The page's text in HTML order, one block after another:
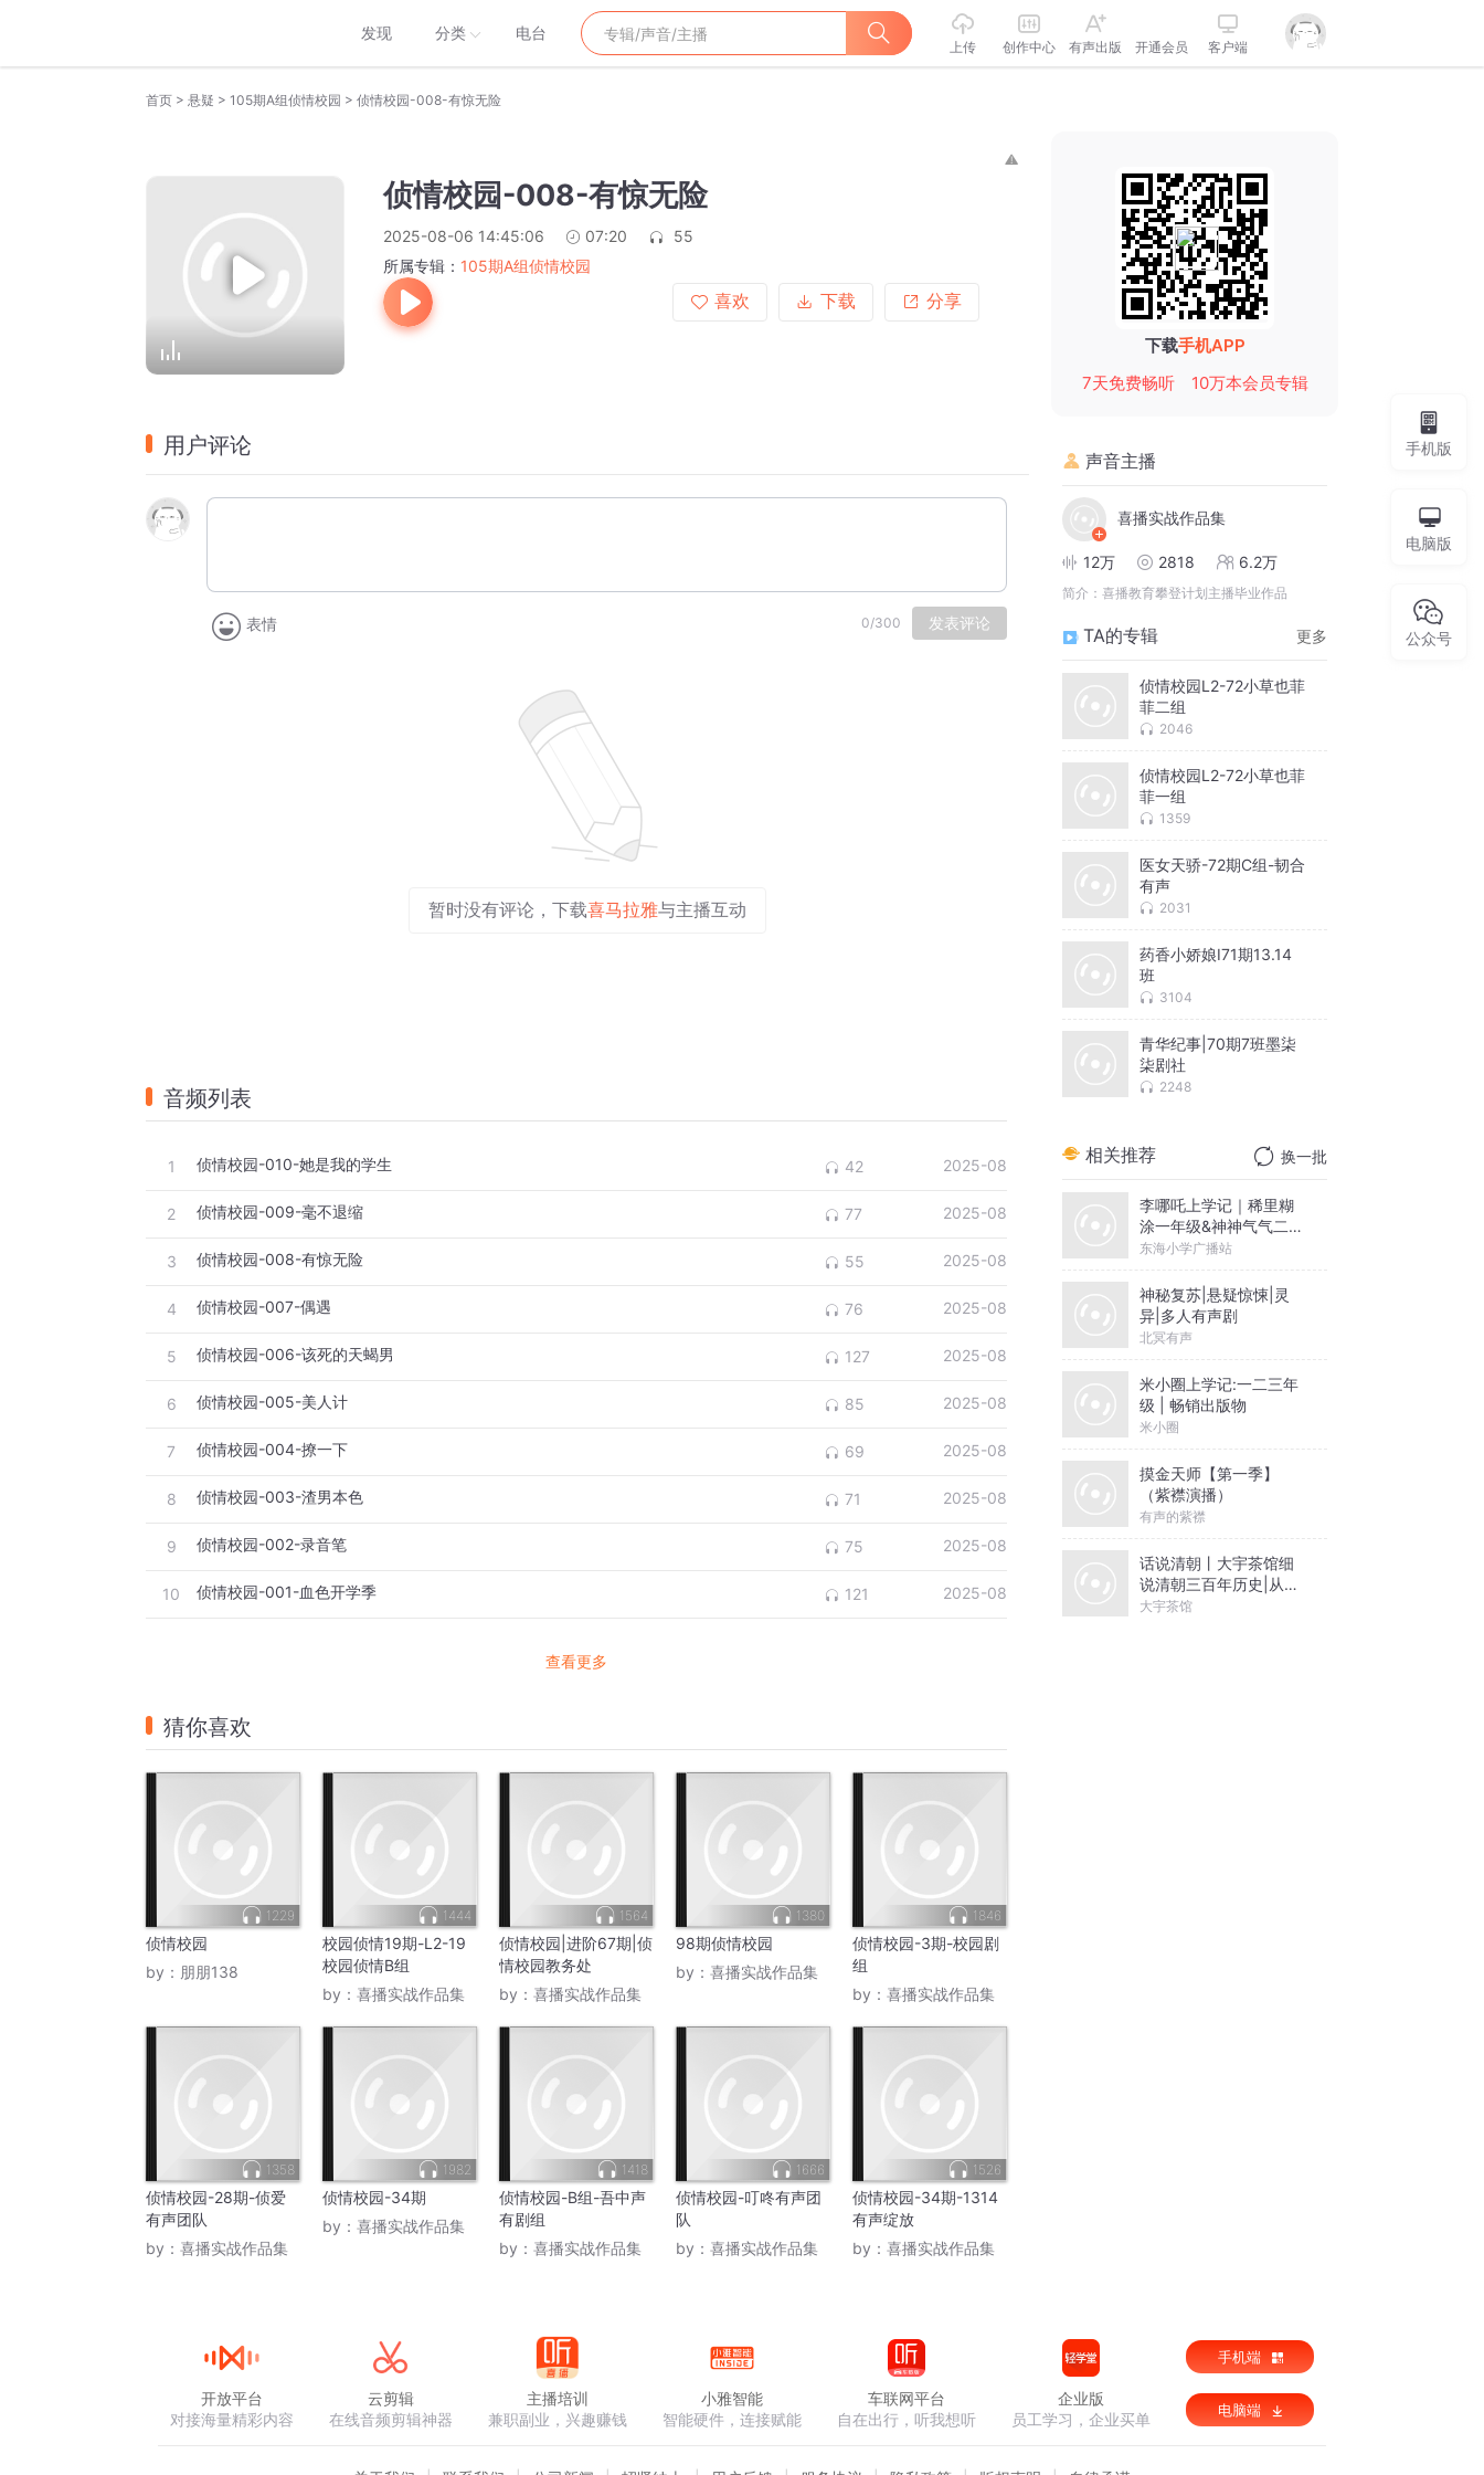
发现 分类 电台
上传 创作中心 有声出版 开通会员 客户端
首页 > 悬疑 > 105期A组侦情校园 > 侦情校园-008-有惊无险
侦情校园-008-有惊无险
2025-08-06 14:45:06 07:20
55
所属专辑： 105期A组侦情校园
喜欢
下载 分享
用户评论
表情 0/300 发表评论
暂时没有评论，下载喜马拉雅与主播互动
音频列表
1 侦情校园-010-她是我的学生 42 2025-08
2 侦情校园-009-毫不退缩 77 2025-08
3 侦情校园-008-有惊无险 55 2025-08
4 侦情校园-007-偶遇 76 2025-08
5 侦情校园-006-该死的天蝎男 127 2025-08
6 侦情校园-005-美人计 85 2025-08
7 侦情校园-004-撩一下 69 2025-08
8 侦情校园-003-渣男本色 71 2025-08
9 侦情校园-002-录音笔 75 2025-08
10 侦情校园-001-血色开学季 121 2025-08
查看更多
猜你喜欢
1229
侦情校园
by： 朋朋138
1444
校园侦情19期-L2-19
校园侦情B组
by： 喜播实战作品集
1564
侦情校园|进阶67期|侦
情校园教务处
by： 喜播实战作品集
1380
98期侦情校园
by： 喜播实战作品集
1846
侦情校园-3期-校园剧
组
by： 喜播实战作品集
1358
侦情校园-28期-侦爱
有声团队
by： 喜播实战作品集
1982
侦情校园-34期
by： 喜播实战作品集
1418
侦情校园-B组-吾中声
有剧组
by： 喜播实战作品集
1666
侦情校园-叮咚有声团
队
by： 喜播实战作品集
1526
侦情校园-34期-1314
有声绽放
by： 喜播实战作品集
下载手机APP
7天免费畅听
10万本会员专辑
声音主播
喜播实战作品集
12万 2818 6.2万
简介： 喜播教育攀登计划主播毕业作品
TA的专辑 更多
侦情校园L2-72小草也菲
菲二组
2046
侦情校园L2-72小草也菲
菲一组
1359
医女天骄-72期C组-韧合
有声
2031
药香小娇娘I71期13.14
班
3104
青华纪事|70期7班墨柒
柒剧社
2248
相关推荐 换一批
李哪吒上学记｜稀里糊
涂一年级&神神气气二年
级
东海小学广播站
神秘复苏|悬疑惊悚|灵
异|多人有声剧
北冥有声
米小圈上学记:一二三年
级 | 畅销出版物
米小圈
摸金天师【第一季】
（紫襟演播）
有声的紫襟
话说清朝丨大宇茶馆细
说清朝三百年历史|从努
尔哈赤到末代皇帝溥仪|
大宇茶馆
手机版
电脑版
公众号
开放平台
对接海量精彩内容
云剪辑
在线音频剪辑神器
主播培训
兼职副业，兴趣赚钱
小雅智能
智能硬件，连接赋能
车联网平台
自在出行，听我想听
企业版
员工学习，企业买单
手机端
电脑端